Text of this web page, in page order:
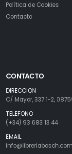
Política de Cookies
Contacto
CONTACTO
DIRECCION
C/ Mayor, 337 1-2,
TELEFONO
(+34) 93 683 13 44
EMAIL
info@libreriabosch.com